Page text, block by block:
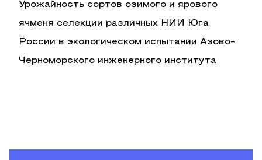
Урожайность сортов озимого и ярового
ячменя селекции различных НИИ Юга
России в экологическом испытании Азово-
Черноморского инженерного института